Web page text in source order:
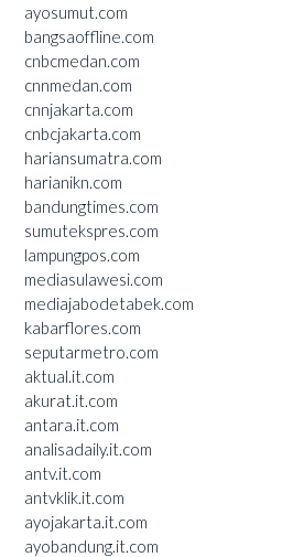
ayosumut.com
bangsaoffline.com
cnbcmedan.com
cnnmedan.com
cnnjakarta.com
cnbcjakarta.com
hariansumatra.com
harianikn.com
bandungtimes.com
sumutekspres.com
lampungpos.com
mediasulawesi.com
mediajabodetabek.com
kabarflores.com
seputarmetro.com
aktual.it.com
akurat.it.com
antara.it.com
analisadaily.it.com
antv.it.com
antvklik.it.com
ayojakarta.it.com
ayobandung.it.com